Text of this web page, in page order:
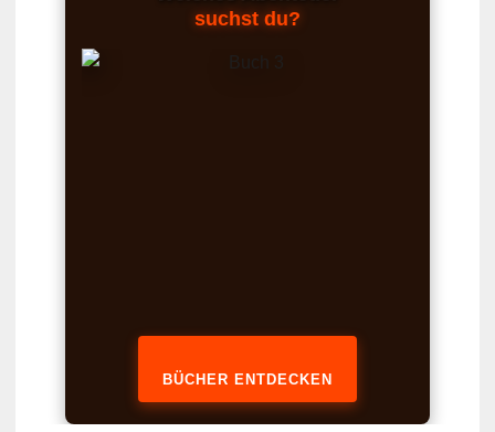
suchst du?
BÜCHER ENTDECKEN